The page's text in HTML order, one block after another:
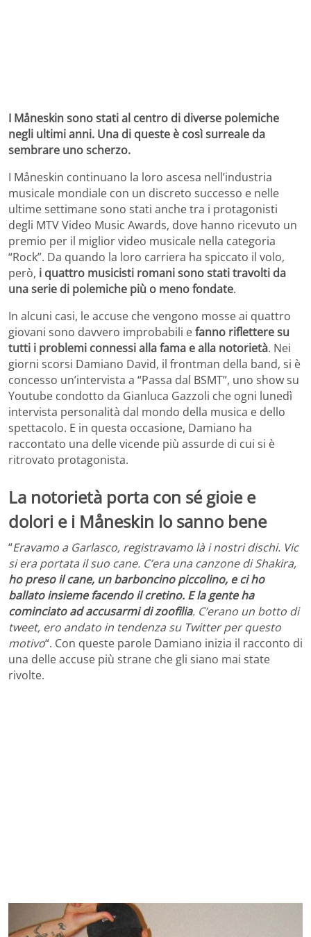
I Måneskin sono stati al centro di diverse polemiche
negli ultimi anni. Una di queste è così surreale da
sembrare uno scherzo.
I Måneskin continuano la loro ascesa nell’industria
musicale mondiale con un discreto successo e nelle
ultime settimane sono stati anche tra i protagonisti
degli MTV Video Music Awards, dove hanno ricevuto un
premio per il miglior video musicale nella categoria
“Rock”. Da quando la loro carriera ha spiccato il volo,
però, i quattro musicisti romani sono stati travolti da
una serie di polemiche più o meno fondate.
In alcuni casi, le accuse che vengono mosse ai quattro
giovani sono davvero improbabili efanno riflettere su
tutti i problemi connessi alla fama e alla notorietà. Nei
giorni scorsi Damiano David, il frontman della band, si è
concesso un’intervista a “Passa dal BSMT”, uno show su
Youtube condotto da Gianluca Gazzoli che ogni lunedì
intervista personalità dal mondo della musica e dello
spettacolo. E in questa occasione, Damiano ha
raccontato una delle vicende più assurde di cui si è
ritrovato protagonista.
La notorietà porta con sé gioie e
dolori e i Måneskin lo sanno bene
“Eravamo a Garlasco, registravamo là i nostri dischi. Vic
si era portata il suo cane. C’era una canzone di Shakira,
ho preso il cane, un barboncino piccolino, e ci ho
ballato insieme facendo il cretino. E la gente ha
cominciato ad accusarmi di zoofilia. C’erano un botto di
tweet, ero andato in tendenza su Twitter per questo
motivo“. Con queste parole Damiano inizia il racconto di
una delle accuse più strane che gli siano mai state
rivolte.